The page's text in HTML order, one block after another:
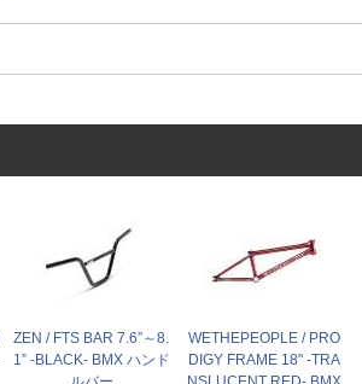
ZEN / FTS BAR 7.6”～8.
1” -BLACK- BMX ハンド
WETHEPEOPLE / PRO
DIGY FRAME 18" -TRA